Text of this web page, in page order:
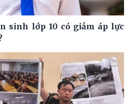
sinh lớp 10 có giảm áp lực